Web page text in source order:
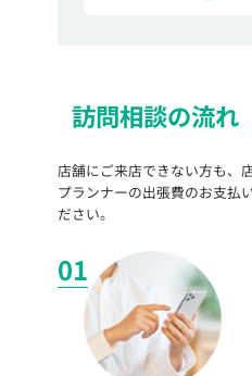
訪問相談の流れ
店舗にご来店できない方も、
プランナーの出張費のお支払
ださい。
01